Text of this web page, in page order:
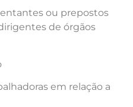
ou prepostos
de órgãos
em relação a